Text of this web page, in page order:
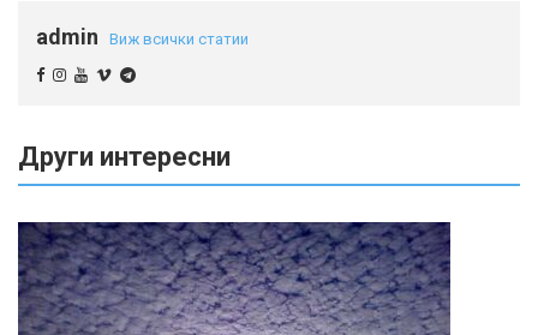
admin Виж всички статии
Други интересни